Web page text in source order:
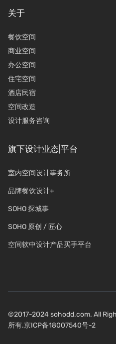
关于
餐饮空间
商业空间
办公空间
住宅空间
酒店民宿
空间改造
设计服务咨询
旗下设计业态|平台
室内空间设计事务所
品牌餐饮设计+
SOHO 探城事
SOHO 原创 / 匠心
空间软中设计产品买手平台
©2017-2024 sohodd.com. All
所有.京ICP备18007540号-2